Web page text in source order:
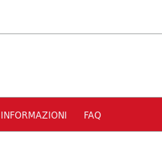
INFORMAZIONI FAQ